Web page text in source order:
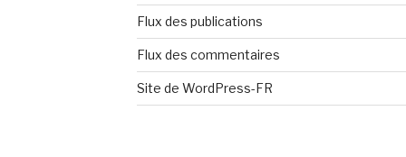
Flux des publications
Flux des commentaires
Site de WordPress-FR